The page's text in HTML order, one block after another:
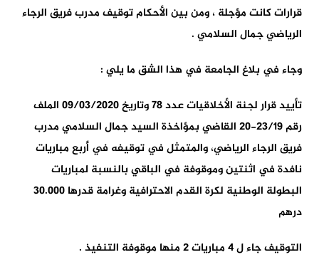
قرارات كانت مؤجلة ، ومن بين الأحكام توقيف مدرب فريق الرجاء
الرياضي جمال السلامي .
وجاء في بلاغ الجامعة في هذا الشق ما يلي :
تأييد قرار لجنة الأخلاقيات عدد 78 وتاريخ 09/03/2020 الملف
رقم 23/19-20 القاضي بمؤاخذة السيد جمال السلامي مدرب
فريق الرجاء الرياضي، والمتمثل في توقيفه في أربع مباريات
نافدة في اثنتين وموقوفة في الباقي بالنسبة لمباريات
البطولة الوطنية لكرة القدم الاحترافية وغرامة قدرها 30.000
درهم
التوقيف جاء ل 4 مباريات 2 منها موقوفة التنفيذ .